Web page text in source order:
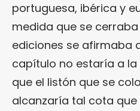
portuguesa, ibérica y
medida que se
ediciones se afirmaba
capítulo no estaría a
que el listón que se
alcanzaría tal cota